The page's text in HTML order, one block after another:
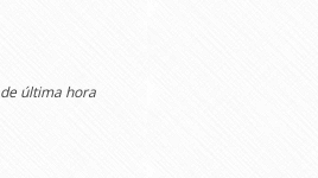
última hora